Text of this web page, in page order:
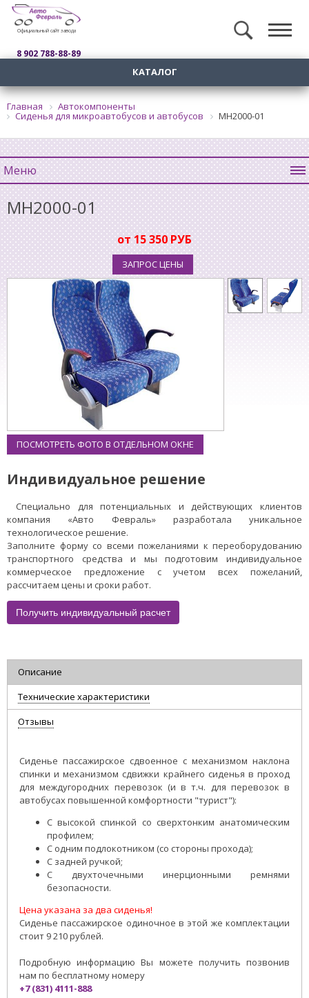
Официальный сайт завода
8 902 788-88-89
КАТАЛОГ
Главная Автокомпоненты
Сиденья для микроавтобусов и автобусов MH2000-01
Меню
MH2000-01
от 15 350 РУБ
ЗАПРОС ЦЕНЫ
ПОСМОТРЕТЬ ФОТО В ОТДЕЛЬНОМ ОКНЕ
Индивидуальное решение
Специально для потенциальных и действующих клиентов
компания «Авто Февраль» разработала уникальное
технологическое решение.
Заполните форму со всеми пожеланиями к переоборудованию
транспортного средства и мы подготовим индивидуальное
коммерческое предложение с учетом всех пожеланий,
рассчитаем цены и сроки работ.
Получить индивидуальный расчет
Описание
Технические характеристики
Отзывы
Сиденье пассажирское сдвоенное с механизмом наклона
спинки и механизмом сдвижки крайнего сиденья в проход
для междугородних перевозок (и в т.ч. для перевозок в
автобусах повышенной комфортности "турист"):
С высокой спинкой со сверхтонким анатомическим
профилем;
С одним подлокотником (со стороны прохода);
С задней ручкой;
С двухточечными инерционными ремнями
безопасности.
Цена указана за два сиденья!
Сиденье пассажирское одиночное в этой же комплектации
стоит 9 210 рублей.
Подробную информацию Вы можете получить позвонив
нам по бесплатному номеру
+7 (831) 4111-888